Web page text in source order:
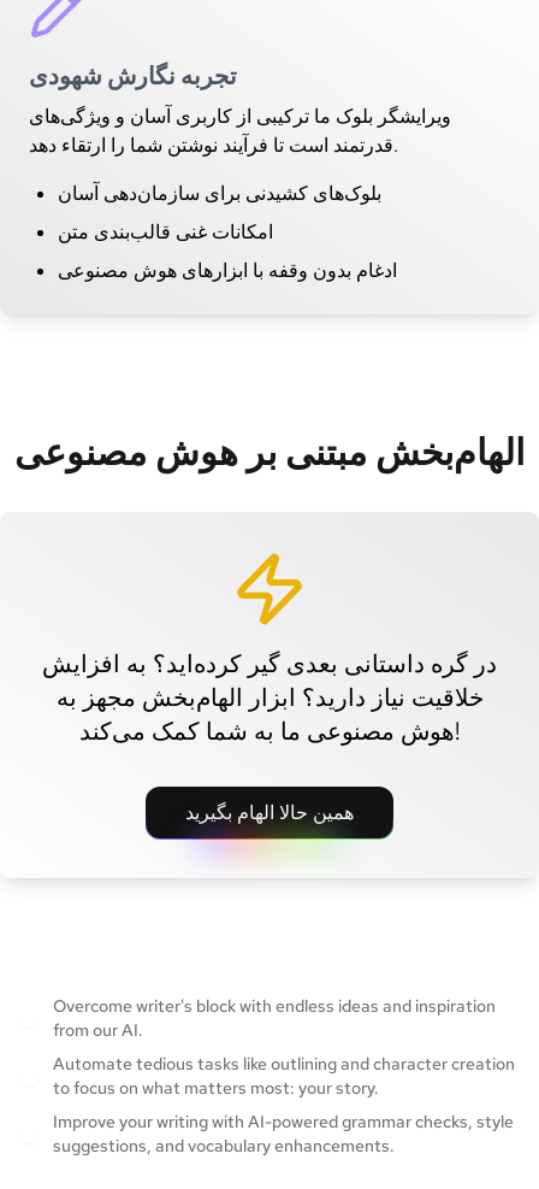
تجربه نگارش شهودی
ویرایشگر بلوک ما ترکیبی از کاربری آسان و ویژگی‌های
قدرتمند است تا فرآیند نوشتن شما را ارتقاء دهد.
بلوک‌های کشیدنی برای سازمان‌دهی آسان
امکانات غنی قالب‌بندی متن
ادغام بدون وقفه با ابزارهای هوش مصنوعی
الهام‌بخش مبتنی بر هوش مصنوعی
در گره داستانی بعدی گیر کرده‌اید؟ به افزایش
خلاقیت نیاز دارید؟ ابزار الهام‌بخش مجهز به
هوش مصنوعی ما به شما کمک می‌کند!
همین حالا الهام بگیرید
Overcome writer's block with endless ideas and inspiration
from our AI.
Automate tedious tasks like outlining and character creation
to focus on what matters most: your story.
Improve your writing with AI-powered grammar checks, style
suggestions, and vocabulary enhancements.